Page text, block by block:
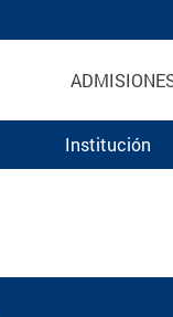
Institución
UPS |